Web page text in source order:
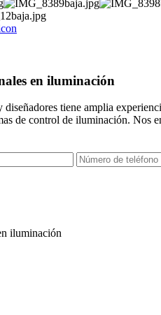
en iluminación
tiene amplia
de control de iluminación. Nos
iluminación